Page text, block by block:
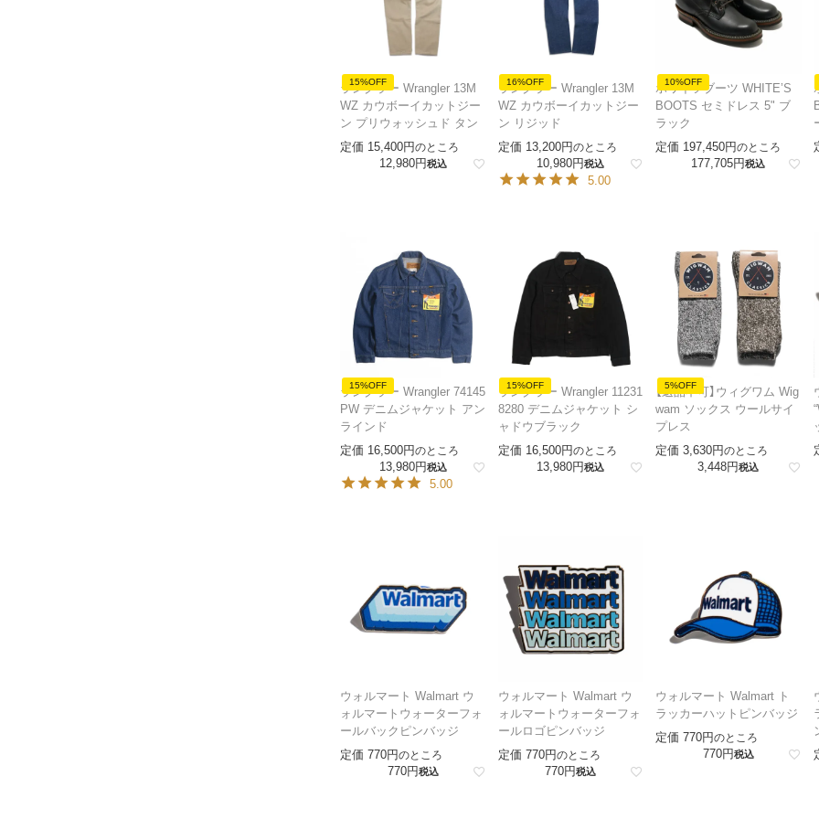
15%OFF
ラングラー Wrangler 13M
WZ カウボーイカットジー
ン プリウォッシュド タン
定価 15,400 のところ
12,980 税込
16%OFF
ラングラー Wrangler 13M
WZ カウボーイカットジー
ン リジッド
定価 13,200 のところ
10,980 税込
5.00
10%OFF
ホワイツブーツ WHITE’S
BOOTS セミドレス 5" ブ
ラック
定価 197,450 のところ
177,705 税込
15%OFF
ラングラー Wrangler 74145
PW デニムジャケット アン
ラインド
定価 16,500 のところ
13,980 税込
5.00
15%OFF
ラングラー Wrangler 11231
8280 デニムジャケット シ
ャドウブラック
定価 16,500 のところ
13,980 税込
5%OFF
【返品不可】ウィグワム Wig
wam ソックス ウールサイ
プレス
定価 3,630 のところ
3,448 税込
ウォルマート Walmart ウ
ォルマートウォーターフォ
ールバックピンバッジ
定価 770 のところ
770 税込
ウォルマート Walmart ウ
ォルマートウォーターフォ
ールロゴピンバッジ
定価 770 のところ
770 税込
ウォルマート Walmart ト
ラッカーハットピンバッジ
定価 770 のところ
770 税込